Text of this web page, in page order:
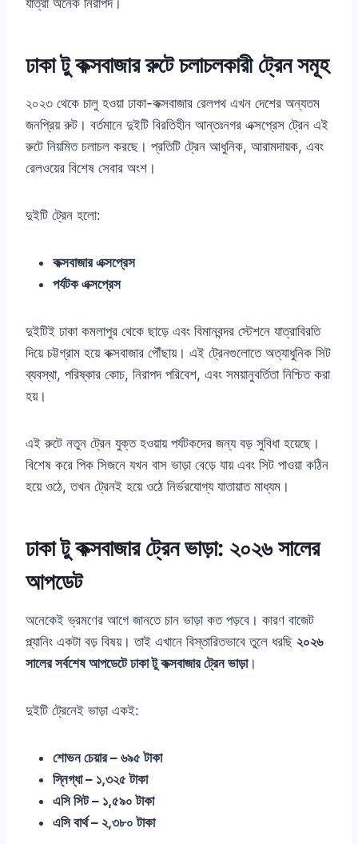
যাত্রা অনেক নিরাপদ।
ঢাকা টু কক্সবাজার রুটে চলাচলকারী ট্রেন সমূহ
২০২৩ থেকে চালু হওয়া ঢাকা-কক্সবাজার রেলপথ এখন দেশের অন্যতম
জনপ্রিয় রুট। বর্তমানে দুইটি বিরতিহীন আন্তঃনগর এক্সপ্রেস ট্রেন এই
রুটে নিয়মিত চলাচল করছে। প্রতিটি ট্রেন আধুনিক, আরামদায়ক, এবং
রেলওয়ের বিশেষ সেবার অংশ।
দুইটি ট্রেন হলো:
কক্সবাজার এক্সপ্রেস
পর্যটক এক্সপ্রেস
দুইটিই ঢাকা কমলাপুর থেকে ছাড়ে এবং বিমানবন্দর স্টেশনে যাত্রাবিরতি
দিয়ে চট্টগ্রাম হয়ে কক্সবাজার পৌঁছায়। এই ট্রেনগুলোতে অত্যাধুনিক সিট
ব্যবস্থা, পরিষ্কার কোচ, নিরাপদ পরিবেশ, এবং সময়ানুবর্তিতা নিশ্চিত করা
হয়।
এই রুটে নতুন ট্রেন যুক্ত হওয়ায় পর্যটকদের জন্য বড় সুবিধা হয়েছে।
বিশেষ করে পিক সিজনে যখন বাস ভাড়া বেড়ে যায় এবং সিট পাওয়া কঠিন
হয়ে ওঠে, তখন ট্রেনই হয়ে ওঠে নির্ভরযোগ্য যাতায়াত মাধ্যম।
ঢাকা টু কক্সবাজার ট্রেন ভাড়া: ২০২৬ সালের
আপডেট
অনেকেই ভ্রমণের আগে জানতে চান ভাড়া কত পড়বে। কারণ বাজেট
প্ল্যানিং একটা বড় বিষয়। তাই এখানে বিস্তারিতভাবে তুলে ধরছি ২০২৬
সালের সর্বশেষ আপডেটে ঢাকা টু কক্সবাজার ট্রেন ভাড়া।
দুইটি ট্রেনেই ভাড়া একই:
শোভন চেয়ার – ৬৯৫ টাকা
স্নিগ্ধা – ১,৩২৫ টাকা
এসি সিট – ১,৫৯০ টাকা
এসি বার্থ – ২,৩৮০ টাকা